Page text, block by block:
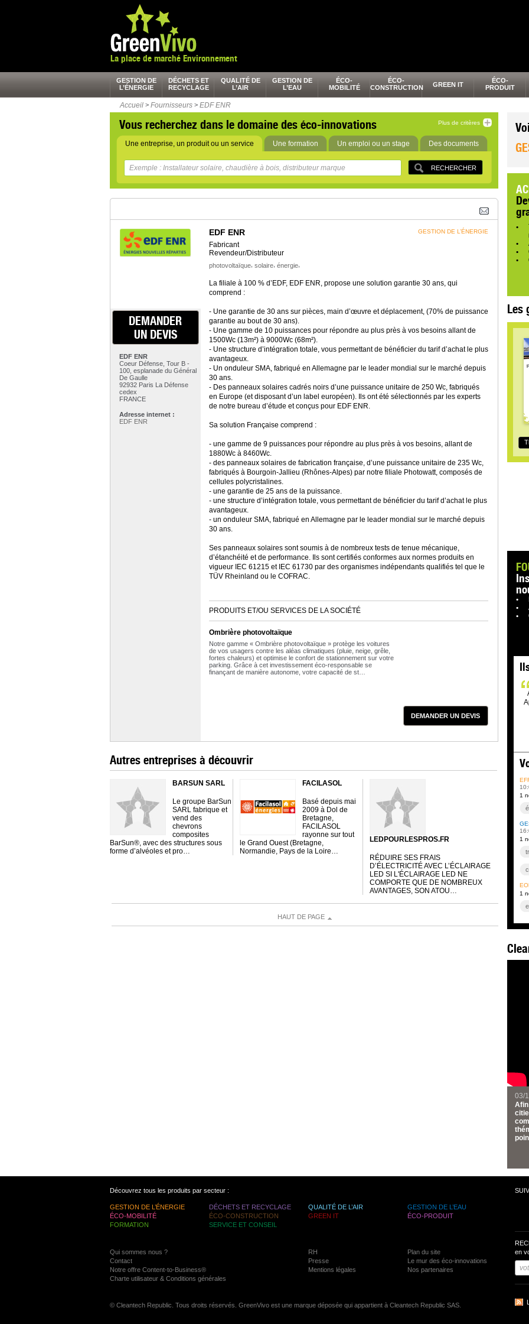
La place de marché Environnement
GESTION DE
L’ÉNERGIE
DÉCHETS ET
RECYCLAGE
QUALITÉ DE
L’AIR
GESTION DE
L’EAU
ÉCO-
MOBILITÉ
ÉCO-
CONSTRUCTION
GREEN IT
ÉCO-
PRODUIT
Accueil > Fournisseurs > EDF ENR
Vous recherchez dans le domaine des éco-innovations Plus de critères
Une entreprise, un produit ou un service Une formation Un emploi ou un stage Des documents
DEMANDER
UN DEVIS
EDF ENR
Coeur Défense, Tour B -
100, esplanade du Général
De Gaulle
92932 Paris La Défense
cedex
FRANCE
Adresse internet :
EDF ENR
EDF ENR
Fabricant
Revendeur/Distributeur
photovoltaïque, solaire, énergie,
GESTION DE L’ÉNERGIE
La filiale à 100 % d’EDF, EDF ENR, propose une solution garantie 30 ans, qui
comprend :
- Une garantie de 30 ans sur pièces, main d’œuvre et déplacement, (70% de puissance
garantie au bout de 30 ans).
- Une gamme de 10 puissances pour répondre au plus près à vos besoins allant de
1500Wc (13m²) à 9000Wc (68m²).
- Une structure d’intégration totale, vous permettant de bénéficier du tarif d’achat le plus
avantageux.
- Un onduleur SMA, fabriqué en Allemagne par le leader mondial sur le marché depuis
30 ans.
- Des panneaux solaires cadrés noirs d’une puissance unitaire de 250 Wc, fabriqués
en Europe (et disposant d’un label européen). Ils ont été sélectionnés par les experts
de notre bureau d’étude et conçus pour EDF ENR.
Sa solution Française comprend :
- une gamme de 9 puissances pour répondre au plus près à vos besoins, allant de
1880Wc à 8460Wc.
- des panneaux solaires de fabrication française, d’une puissance unitaire de 235 Wc,
fabriqués à Bourgoin-Jallieu (Rhônes-Alpes) par notre filiale Photowatt, composés de
cellules polycristalines.
- une garantie de 25 ans de la puissance.
- une structure d’intégration totale, vous permettant de bénéficier du tarif d’achat le plus
avantageux.
- un onduleur SMA, fabriqué en Allemagne par le leader mondial sur le marché depuis
30 ans.
Ses panneaux solaires sont soumis à de nombreux tests de tenue mécanique,
d’étanchéité et de performance. Ils sont certifiés conformes aux normes produits en
vigueur IEC 61215 et IEC 61730 par des organismes indépendants qualifiés tel que le
TÜV Rheinland ou le COFRAC.
PRODUITS ET/OU SERVICES DE LA SOCIÉTÉ
DEMANDER UN DEVIS
Ombrière photovoltaïque
Notre gamme « Ombrière photovoltaïque » protège les voitures
de vos usagers contre les aléas climatiques (pluie, neige, grêle,
fortes chaleurs) et optimise le confort de stationnement sur votre
parking. Grâce à cet investissement éco-responsable se
finançant de manière autonome, votre capacité de st…
Autres entreprises à découvrir
BARSUN SARL
Le groupe BarSun
SARL fabrique et
vend des
chevrons
composites
BarSun®, avec des structures sous
forme d’alvéoles et pro…
FACILASOL
Basé depuis mai
2009 à Dol de
Bretagne,
FACILASOL
rayonne sur tout
le Grand Ouest (Bretagne,
Normandie, Pays de la Loire…
LEDPOURLESPROS.FR
RÉDUIRE SES FRAIS
D’ÉLECTRICITÉ AVEC L’ÉCLAIRAGE
LED SI L'ÉCLAIRAGE LED NE
COMPORTE QUE DE NOMBREUX
AVANTAGES, SON ATOU…
HAUT DE PAGE
Les
1
1
1
03/
Découvrez tous les produits par secteur :
GESTION DE L’ÉNERGIE DÉCHETS ET RECYCLAGE QUALITÉ DE L’AIR
GESTION DE L’EAU
ÉCO-MOBILITÉ
ÉCO-CONSTRUCTION GREEN IT
ÉCO-PRODUIT
FORMATION
SERVICE ET CONSEIL
Qui sommes nous ? RH
Plan du site
Contact
Presse
Le mur des éco-innovations
Notre offre Content-to-Business®
Mentions légales
Nos partenaires
Charte utilisateur & Conditions générales
© Cleantech Republic. Tous droits réservés. GreenVivo est une marque déposée qui appartient à Cleantech Republic SAS.
en